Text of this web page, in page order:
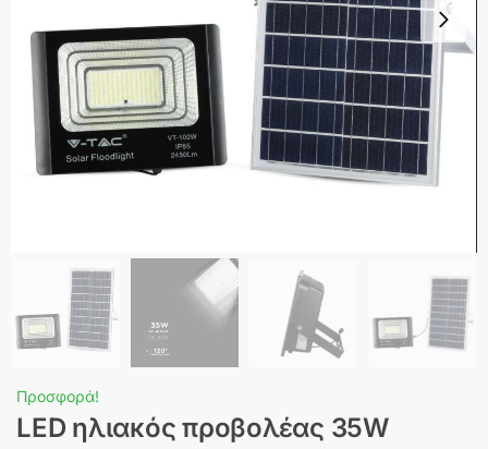
Προσφορά!
LED ηλιακός προβολέας 35W